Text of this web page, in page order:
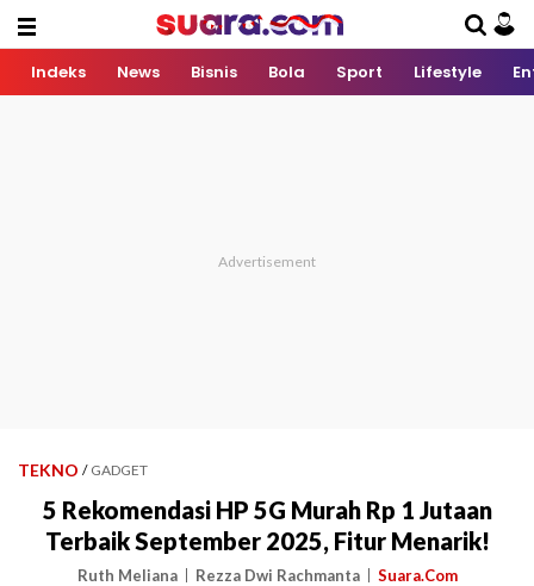
Indeks News Bisnis Bola Sport Lifestyle
TEKNO / GADGET
5 Rekomendasi HP 5G Murah Rp 1 Jutaan
Terbaik September 2025, Fitur Menarik!
Ruth Meliana Rezza Dwi Rachmanta Suara.Com